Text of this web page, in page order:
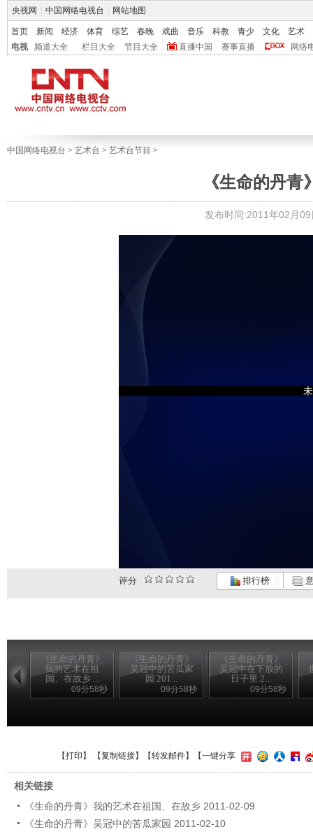
央视网 中国网络电视台 网站地图
首页 新闻 经济 体育 综艺 春晚 戏曲 音乐 科教 青少 文化
艺术
电视
频道大全 栏目大全 节目大全 直播中国 赛事直播 网络
中国网络电视台 > 艺术台 > 艺术台节目 >
《生命的丹青
发布时间:2011年02月
评分 排行榜
《生命的丹青》
我的艺术在祖
国、在故乡 ...
09分58秒
《生命的丹青》
吴冠中的苦瓜家
园 201...
09分58秒
《生命的丹青》
吴冠中在下放的
日子里 2...
09分58秒
【打印 】 【复制链接】【转发邮件】 【一键分享
相关链接
《生命的丹青》我的艺术在祖国、在故乡 2011-02-09
《生命的丹青》吴冠中的苦瓜家园 2011-02-10